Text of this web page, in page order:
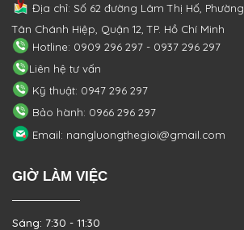
Địa chỉ: Số 62 đường Lâm Thị Hố, Phường
Tân Chánh Hiệp, Quận 12, TP. Hồ Chí Minh
Hotline: 0909 296 297 - 0937 296 297
Liên hệ tư vấn
Kỹ thuật: 0947 296 297
Bảo hành: 0966 296 297
Email: nangluongthegioi@gmail.com
GIỜ LÀM VIỆC
Sáng: 7:30 - 11:30